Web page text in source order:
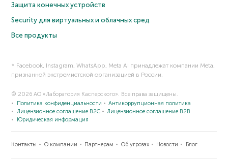
Защита конечных устройств
Security для виртуальных и облачных сред
Все продукты
* Facebook, Instagram, WhatsApp, Meta AI принадлежат компании Meta,
признанной экстремистской организацией в России.
© 2026 АО «Лаборатория Касперского». Все права защищены.
Политика конфиденциальности
Антикоррупционная политика
Лицензионное соглашение B2C
Лицензионное соглашение B2B
Юридическая информация
Контакты О компании Партнерам Об угрозах Новости Блог